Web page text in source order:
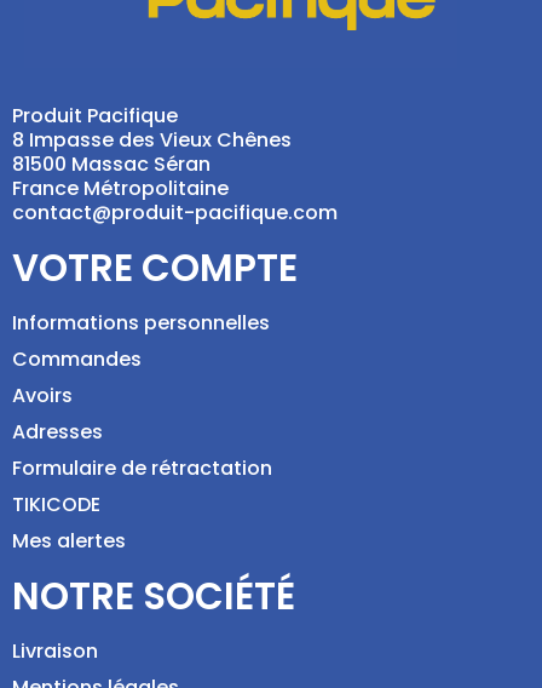
Produit Pacifique
8 Impasse des Vieux Chênes
81500 Massac Séran
France Métropolitaine
contact@produit-pacifique.com
VOTRE COMPTE
Informations personnelles
Commandes
Avoirs
Adresses
Formulaire de rétractation
TIKICODE
Mes alertes
NOTRE SOCIÉTÉ
Livraison